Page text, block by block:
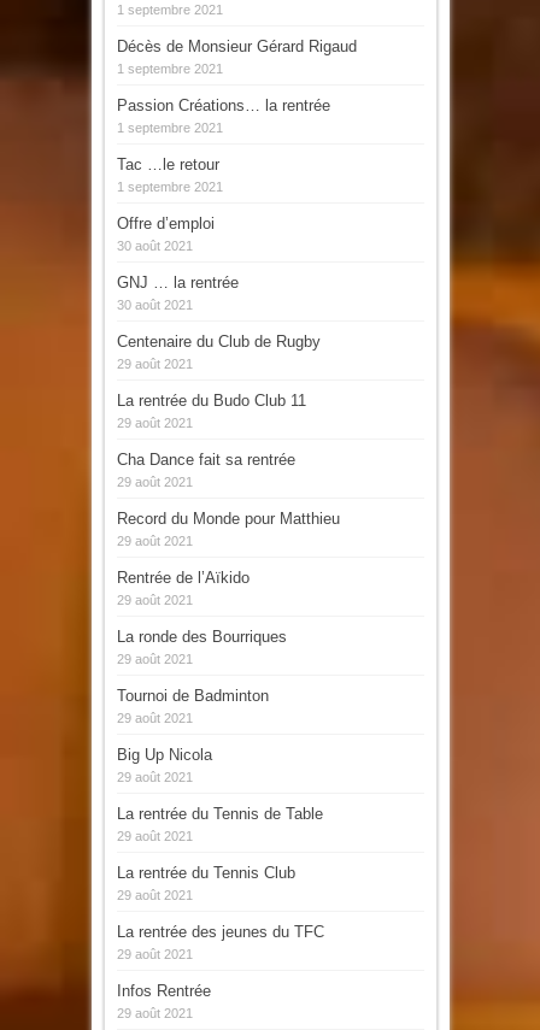
1 septembre 2021
Décès de Monsieur Gérard Rigaud
1 septembre 2021
Passion Créations… la rentrée
1 septembre 2021
Tac …le retour
1 septembre 2021
Offre d’emploi
30 août 2021
GNJ … la rentrée
30 août 2021
Centenaire du Club de Rugby
29 août 2021
La rentrée du Budo Club 11
29 août 2021
Cha Dance fait sa rentrée
29 août 2021
Record du Monde pour Matthieu
29 août 2021
Rentrée de l’Aïkido
29 août 2021
La ronde des Bourriques
29 août 2021
Tournoi de Badminton
29 août 2021
Big Up Nicola
29 août 2021
La rentrée du Tennis de Table
29 août 2021
La rentrée du Tennis Club
29 août 2021
La rentrée des jeunes du TFC
29 août 2021
Infos Rentrée
29 août 2021